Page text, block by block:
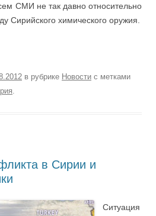
СМИ не так давно относительно
Сирийского химического оружия.
в рубрике Новости с метками
.
в Сирии и
Ситуация